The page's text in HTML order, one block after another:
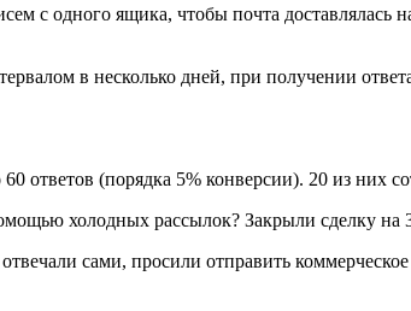
с одного ящика, чтобы почта
в несколько дней, при получении
ответов (порядка 5% конверсии). 20 из них
сами, просили отправить